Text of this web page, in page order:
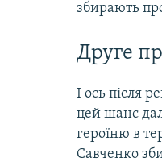
збирають
Друге
І ось після
цей шанс
героїню в
Савченко